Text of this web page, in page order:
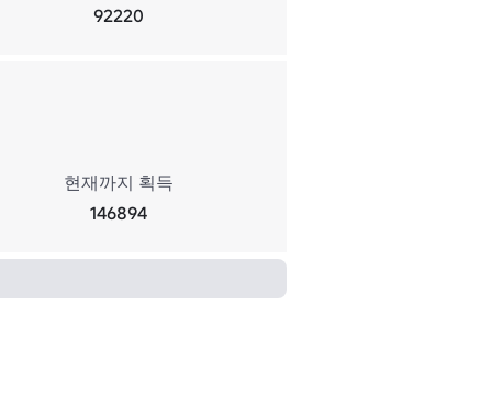
92220
현재까지 획득
146894